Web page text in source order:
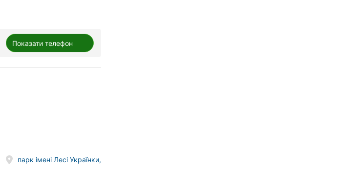
Показати телефон
парк імені Лесі Українки,